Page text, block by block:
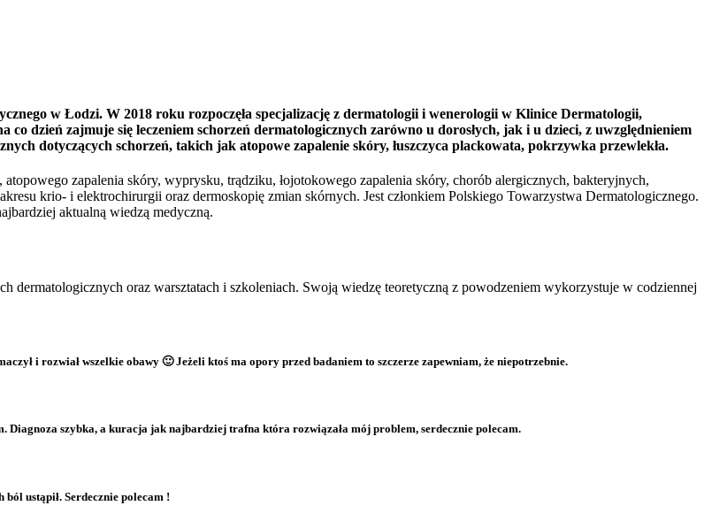
w Łodzi. W 2018 roku rozpoczęła specjalizację z dermatologii i wenerologii w Klinice Dermatologii,
dzień zajmuje się leczeniem schorzeń dermatologicznych zarówno u dorosłych, jak i u dzieci, z uwzględnieniem
dotyczących schorzeń, takich jak atopowe zapalenie skóry, łuszczyca plackowata, pokrzywka przewlekła.
zapalenia skóry, wyprysku, trądziku, łojotokowego zapalenia skóry, chorób alergicznych, bakteryjnych,
krio- i elektrochirurgii oraz dermoskopię zmian skórnych. Jest członkiem Polskiego Towarzystwa Dermatologicznego.
aktualną wiedzą medyczną.
dermatologicznych oraz warsztatach i szkoleniach. Swoją wiedzę teoretyczną z powodzeniem wykorzystuje w codziennej
i rozwiał wszelkie obawy 🙂 Jeżeli ktoś ma opory przed badaniem to szczerze zapewniam, że niepotrzebnie.
szybka, a kuracja jak najbardziej trafna która rozwiązała mój problem, serdecznie polecam.
ustąpił. Serdecznie polecam !